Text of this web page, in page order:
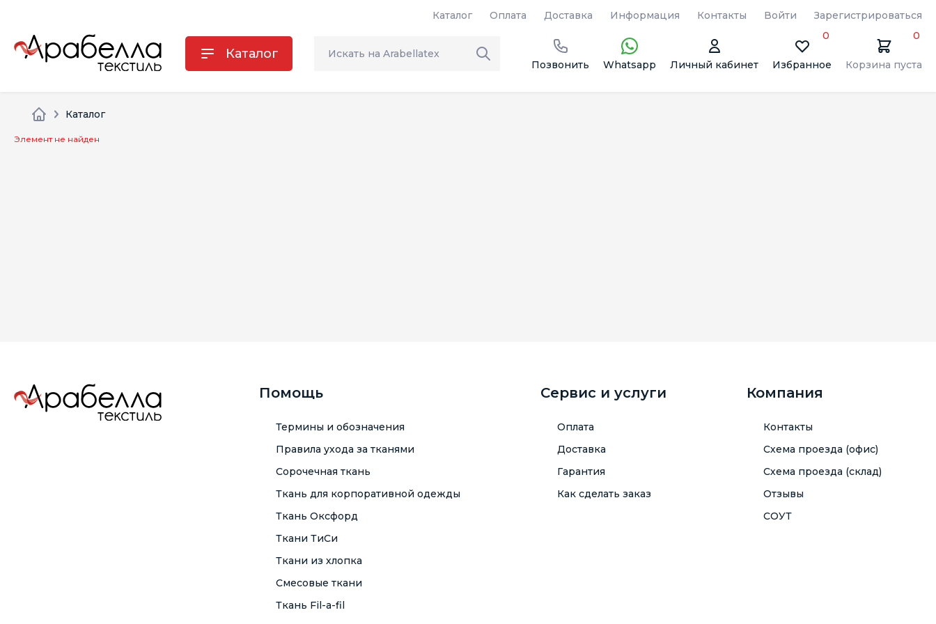
Каталог Оплата Доставка Информация Контакты Войти Зарегистрироваться
Каталог
Позвонить Whatsapp Личный кабинет Избранное
0
Корзина пуста
0
Каталог
Элемент не найден
Помощь
Термины и обозначения
Правила ухода за тканями
Сорочечная ткань
Ткань для корпоративной одежды
Ткань Оксфорд
Ткани ТиСи
Ткани из хлопка
Смесовые ткани
Ткань Fil-a-fil
Сервис и услуги
Оплата
Доставка
Гарантия
Как сделать заказ
Компания
Контакты
Схема проезда (офис)
Схема проезда (склад)
Отзывы
СОУТ